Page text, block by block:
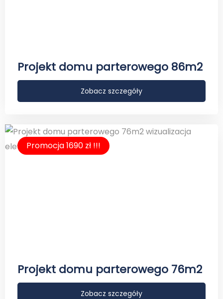
Projekt domu parterowego 86m2
Zobacz szczegóły
Promocja 1690 zł !!!
Projekt domu parterowego 76m2
Zobacz szczegóły